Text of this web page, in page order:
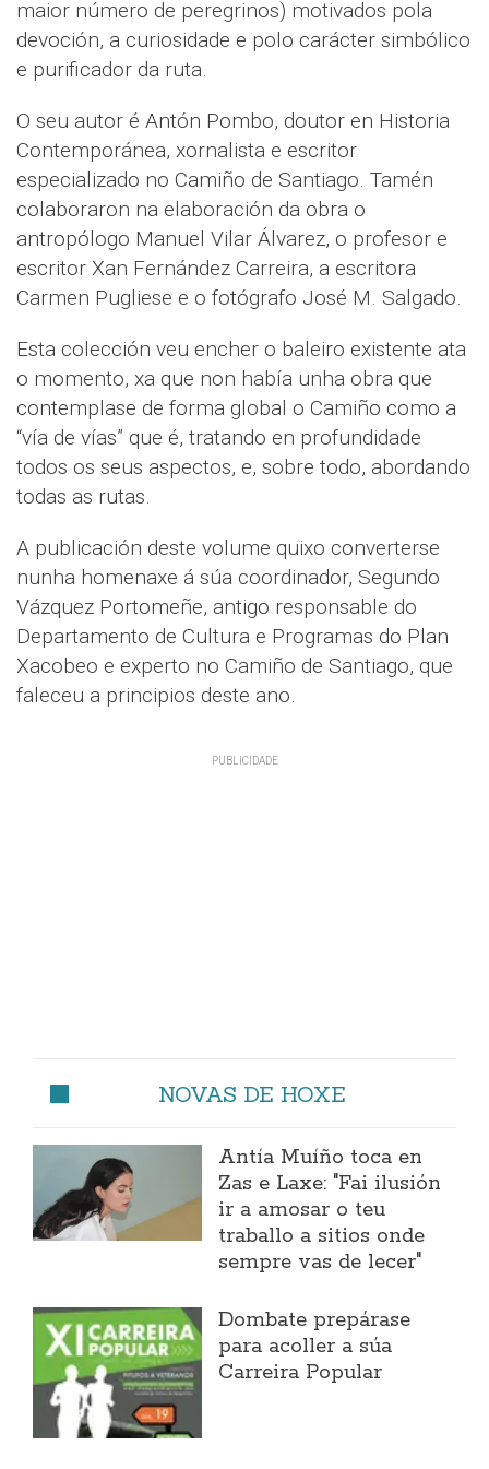
maior número de peregrinos) motivados pola
devoción, a curiosidade e polo carácter simbólico
e purificador da ruta.
O seu autor é Antón Pombo, doutor en Historia
Contemporánea, xornalista e escritor
especializado no Camiño de Santiago. Tamén
colaboraron na elaboración da obra o
antropólogo Manuel Vilar Álvarez, o profesor e
escritor Xan Fernández Carreira, a escritora
Carmen Pugliese e o fotógrafo José M. Salgado.
Esta colección veu encher o baleiro existente ata
o momento, xa que non había unha obra que
contemplase de forma global o Camiño como a
“vía de vías” que é, tratando en profundidade
todos os seus aspectos, e, sobre todo, abordando
todas as rutas.
A publicación deste volume quixo converterse
nunha homenaxe á súa coordinador, Segundo
Vázquez Portomeñe, antigo responsable do
Departamento de Cultura e Programas do Plan
Xacobeo e experto no Camiño de Santiago, que
faleceu a principios deste ano.
NOVAS DE HOXE
Antía Muíño toca en
Zas e Laxe: "Fai ilusión
ir a amosar o teu
traballo a sitios onde
sempre vas de lecer"
Dombate prepárase
para acoller a súa
Carreira Popular